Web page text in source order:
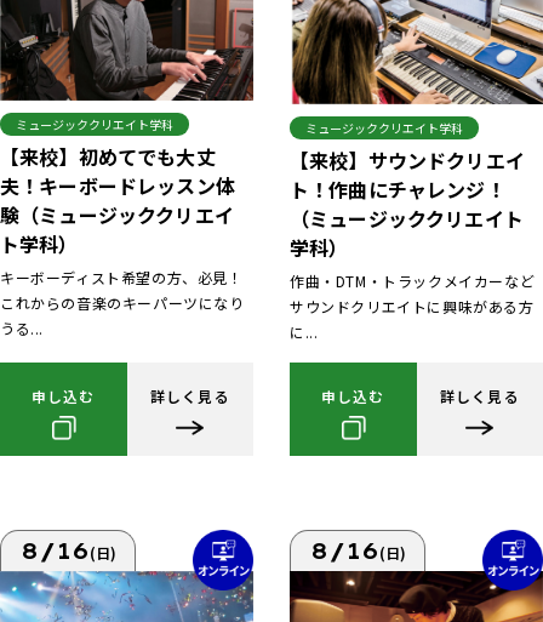
ミュージッククリエイト学科
【来校】初めてでも大丈
夫！キーボードレッスン体
験（ミュージッククリエイ
ト学科）
キーボーディスト希望の方、必見！
これからの音楽のキーパーツになり
うる...
申し込む 詳しく見る
ミュージッククリエイト学科
【来校】サウンドクリエイ
ト！作曲にチャレンジ！
（ミュージッククリエイト
学科）
作曲・DTM・トラックメイカーなど
サウンドクリエイトに興味がある方
に...
申し込む 詳しく見る
8/16(日) 8/16(日)